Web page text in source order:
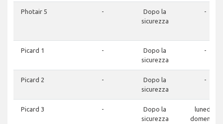
Photair 5 -
Dopo la
sicurezza
-
Picard 1 -
Dopo la
sicurezza
-
Picard 2 -
Dopo la
sicurezza
-
Picard 3 -
Dopo la
sicurezza
lunedì -
domenica: